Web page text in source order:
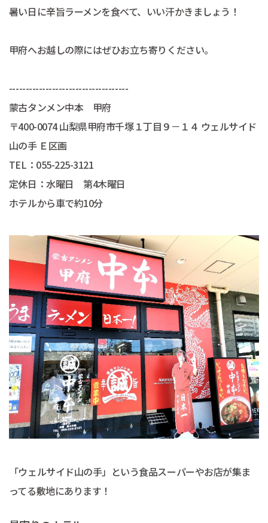
暑い日に辛旨ラーメンを食べて、いい汗かきましょう！
甲府へお越しの際にはぜひお立ち寄りください。
------------------------------------
蒙古タンメン中本 甲府
〒400-0074 山梨県甲府市千塚１丁目９－１４ ウェルサイド
山の手 Ｅ区画
TEL：055-225-3121
定休日：水曜日 第4木曜日
ホテルから車で約10分
「ウェルサイド山の手」という食品スーパーやお店が集ま
ってる敷地にあります！